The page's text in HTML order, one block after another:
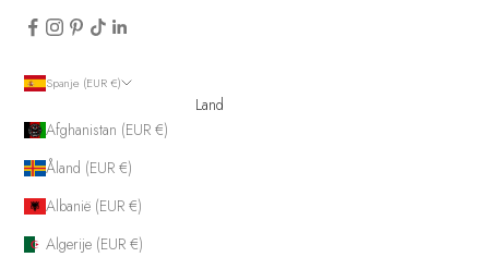
Spanje (EUR €)
Land
Afghanistan (EUR €)
Åland (EUR €)
Albanië (EUR €)
Algerije (EUR €)